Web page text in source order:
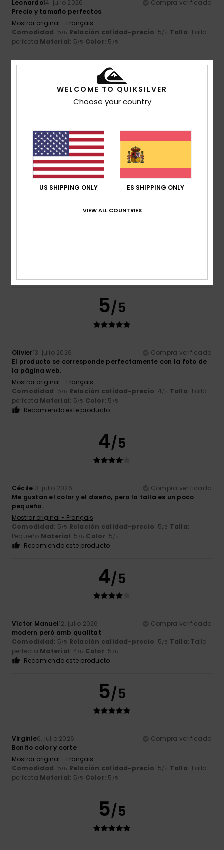
Leonardo14. julio 2026
Compra verificada
Precio y tamaño perfectos
Mostrar original - Français
Comodidad: 5/5 Relación calidad-precio: 5/5 Talla: Talla
perfecta Material: 5/5 Color: 5 /5
5/5
Está bonito y de oferta
Comodidad: 5/5 Relación calidad-precio
GrandeMaterial: 5/5 Color: 5
5 /5
5/5
Olivier13. julio 2026
Compra verificada
El producto se corresponde perfectamente con la foto de
la página web.
Mostrar original - Français
Comodidad: 5/5 Relación calidad-precio: 4/5 Talla: Talla
perfecta Material: 5/5 Color: 5 /5
Recomiendo este producto
4/5
Cécile13. julio 2026
Compra verificada
Me gustan el color y el diseño, pero la talla es un poco
pequeña.
Mostrar original - Français
Comodidad: 5/5 Relación calidad-precio: 5/5 Talla:
Pequeño Material: 5 /5 Color: 5/5
Recomiendo este producto
4/5
Víctor Manuel12. julio 2026
Compra verificada
modern però amb qualitat
Comodidad: 5/5 Relación calidad-precio: 5/5 Talla: Talla
perfecta Material: 4/5 Color: 5 /5
Recomiendo este producto
5/5
Virginie6. julio 2026
Compra verificada
Bonito color y corte
Mostrar original - Français
Comodidad: 5/5 Relación calidad-precio: 5/5 Talla: Talla
perfecta Material: 5/5 Color: 5 /5
5/5
WELCOME TO QUIKSILVER
Choose your country
US SHIPPING ONLY ES SHIPPING ONLY
VIEW ALL COUNTRIES